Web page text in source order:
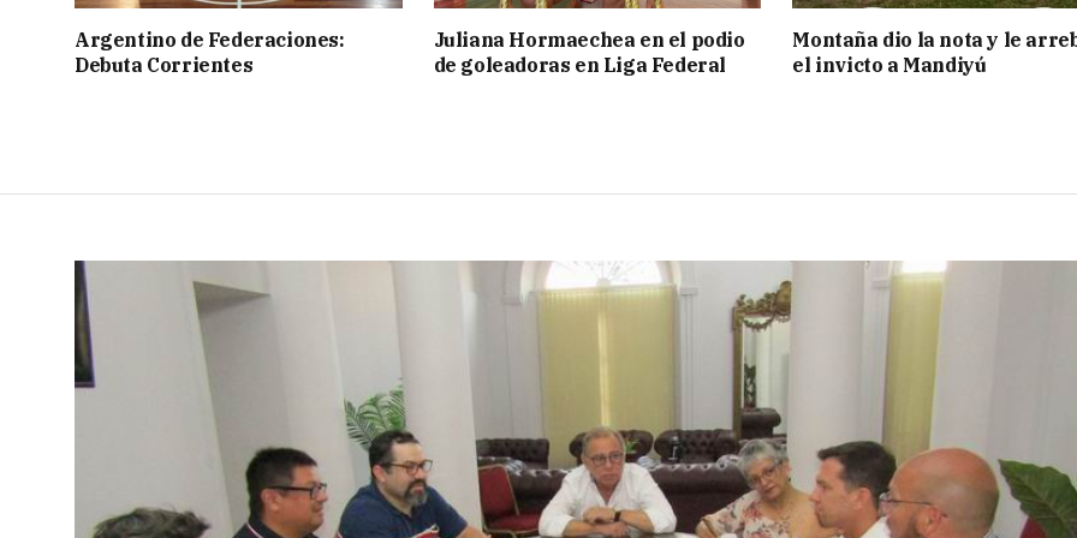
Argentino de Federaciones:
Debuta Corrientes
Juliana Hormaechea en el podio
de goleadoras en Liga Federal
Montaña dio la nota y le
el invicto a Mandiyú